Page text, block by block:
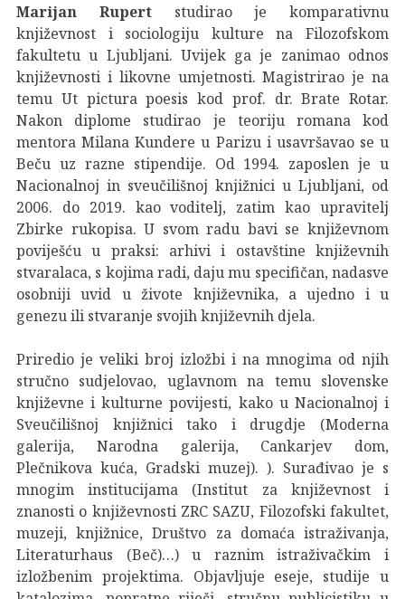
Marijan Rupertstudirao je komparativnu
književnost i sociologiju kulture na Filozofskom
fakultetu u Ljubljani. Uvijek ga je zanimao odnos
književnosti i likovne umjetnosti. Magistrirao je na
temu Ut pictura poesis kod prof. dr. Brate Rotar.
Nakon diplome studirao je teoriju romana kod
mentora Milana Kundere u Parizu i usavršavao se u
Beču uz razne stipendije. Od 1994. zaposlen je u
Nacionalnoj in sveučilišnoj knjižnici u Ljubljani, od
2006. do 2019. kao voditelj, zatim kao upravitelj
Zbirke rukopisa. U svom radu bavi se književnom
poviješću u praksi: arhivi i ostavštine književnih
stvaralaca, s kojima radi, daju mu specifičan, nadasve
osobniji uvid u živote književnika, a ujedno i u
genezu ili stvaranje svojih književnih djela.
Priredio je veliki broj izložbi i na mnogima od njih
stručno sudjelovao, uglavnom na temu slovenske
književne i kulturne povijesti, kako u Nacionalnoj i
Sveučilišnoj knjižnici tako i drugdje (Moderna
galerija, Narodna galerija, Cankarjev dom,
Plečnikova kuća, Gradski muzej). ). Surađivao je s
mnogim institucijama (Institut za književnost i
znanosti o književnosti ZRC SAZU, Filozofski fakultet,
muzeji, knjižnice, Društvo za domaća istraživanja,
Literaturhaus (Beč)…) u raznim istraživačkim i
izložbenim projektima. Objavljuje eseje, studije u